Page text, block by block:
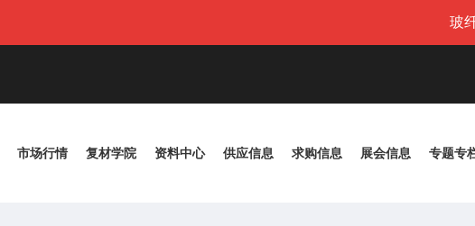
玻
市场行情 复材学院 资料中心 供应信息 求购信息 展会信息 专题专